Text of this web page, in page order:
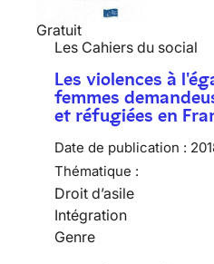
Gratuit
Les Cahiers du social
Les violences à
femmes
et réfugiées en
Date de publication :
Thématique :
Droit d’asile
Intégration
Genre